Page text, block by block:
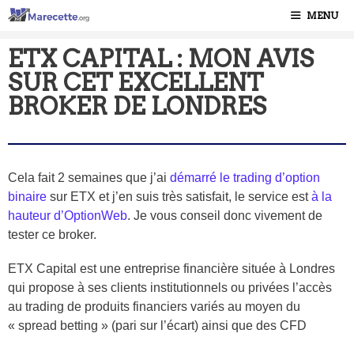
MENU
ETX CAPITAL : MON AVIS
SUR CET EXCELLENT
BROKER DE LONDRES
Cela fait 2 semaines que j’ai démarré le trading d’option
binaire sur ETX et j’en suis très satisfait, le service està la
hauteur d’OptionWeb. Je vous conseil donc vivement de
tester ce broker.
ETX Capital est une entreprise financière située à Londres
qui propose à ses clients institutionnels ou privées l’accès
au trading de produits financiers variés au moyen du
« spread betting » (pari sur l’écart) ainsi que des CFD